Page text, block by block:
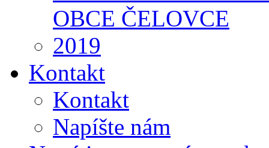
OBCE ČELOVCE
2019
Kontakt
Kontakt
Napíšte nám